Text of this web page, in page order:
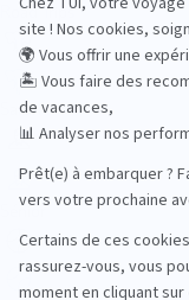
Road Trips
Safari
Sénior